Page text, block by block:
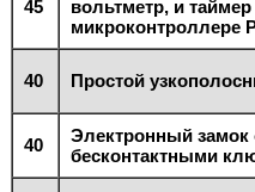
45
вольтметр, и таймер
микроконтроллере
40 Простой
40
Электронный замок
бесконтактными